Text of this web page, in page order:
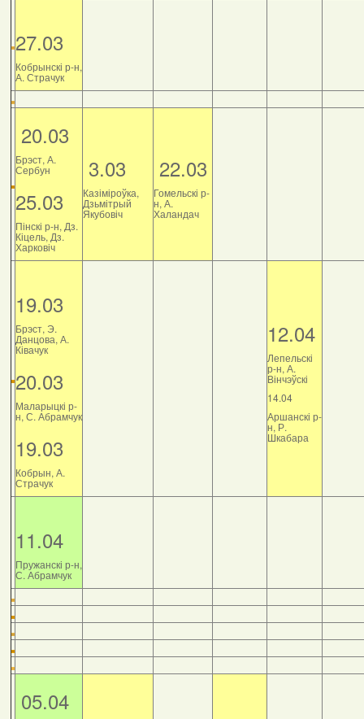
27.03
Кобрынскі р-н,
А. Страчук
20.03
Брэст, А.
Сербун
25.03
Пінскі р-н, Дз.
Кіцель, Дз.
Харковіч
3.03
Казіміроўка,
Дзьмітрый
Якубовіч
22.03
Гомельскі р-
н, А.
Халандач
19.03
Брэст, Э.
Данцова, А.
Ківачук
20.03
Маларыцкі р-
н, С. Абрамчук
19.03
Кобрын, А.
Страчук
12.04
Лепельскі
р-н, А.
Вінчэўскі
14.04
Аршанскі р-
н, Р.
Шкабара
11.04
Пружанскі р-н,
С. Абрамчук
05.04